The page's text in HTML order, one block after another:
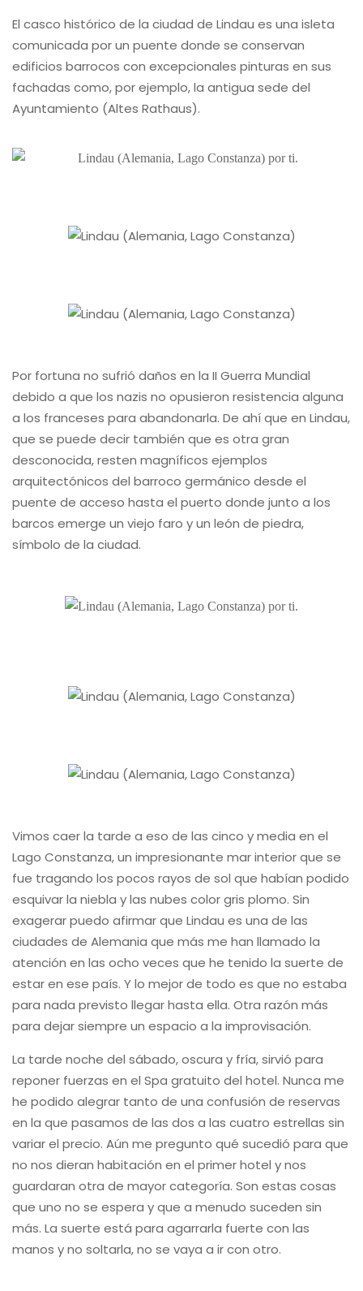
El casco histórico de la ciudad de Lindau es una isleta
comunicada por un puente donde se conservan
edificios barrocos con excepcionales pinturas en sus
fachadas como, por ejemplo, la antigua sede del
Ayuntamiento (Altes Rathaus).
Por fortuna no sufrió daños en la II Guerra Mundial
debido a que los nazis no opusieron resistencia alguna
a los franceses para abandonarla. De ahí que en Lindau,
que se puede decir también que es otra gran
desconocida, resten magníficos ejemplos
arquitectónicos del barroco germánico desde el
puente de acceso hasta el puerto donde junto a los
barcos emerge un viejo faro y un león de piedra,
símbolo de la ciudad.
Vimos caer la tarde a eso de las cinco y media en el
Lago Constanza, un impresionante mar interior que se
fue tragando los pocos rayos de sol que habían podido
esquivar la niebla y las nubes color gris plomo. Sin
exagerar puedo afirmar que Lindau es una de las
ciudades de Alemania que más me han llamado la
atención en las ocho veces que he tenido la suerte de
estar en ese país. Y lo mejor de todo es que no estaba
para nada previsto llegar hasta ella. Otra razón más
para dejar siempre un espacio a la improvisación.
La tarde noche del sábado, oscura y fría, sirvió para
reponer fuerzas en el Spa gratuito del hotel. Nunca me
he podido alegrar tanto de una confusión de reservas
en la que pasamos de las dos a las cuatro estrellas sin
variar el precio. Aún me pregunto qué sucedió para que
no nos dieran habitación en el primer hotel y nos
guardaran otra de mayor categoría. Son estas cosas
que uno no se espera y que a menudo suceden sin
más. La suerte está para agarrarla fuerte con las
manos y no soltarla, no se vaya a ir con otro.